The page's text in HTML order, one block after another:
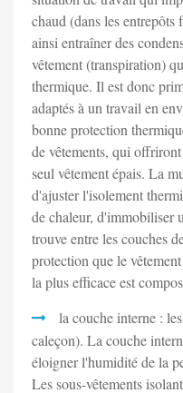
chaud (dans les
ainsi entraîner des
vêtement (transpiration)
thermique. Il est donc
adaptés à un travail en
bonne protection
de vêtements, qui
seul vêtement épais. La
d'ajuster l'isolement
de chaleur, d'immobiliser
trouve entre les couches
protection que le
la plus efficace est
la couche interne :
caleçon). La couche
éloigner l'humidité de la
Les sous-vêtements